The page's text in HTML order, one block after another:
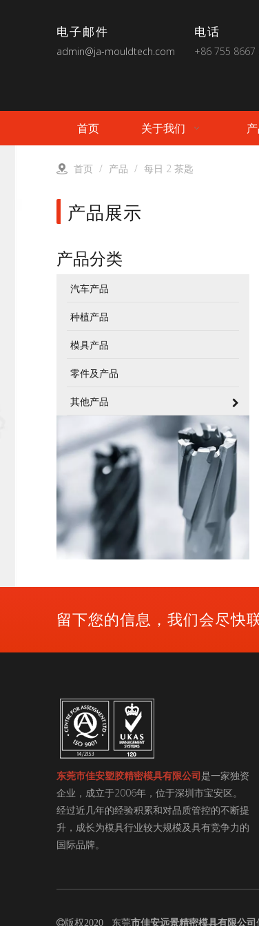
电子邮件
admin@ja-mouldtech.com
电话
+86 755
首页 关于我们
首页 / 产品 / 每日 2 茶匙
产品展示
产品分类
汽车产品
种植产品
模具产品
零件及产品
其他产品
留下您的信息，我们会尽快
东莞市佳安塑胶精密模具有限公司是一家独资
企业，成立于2006年，位于深圳市宝安区。
经过近几年的经验积累和对品质管控的不断提
升，成长为模具行业较大规模及具有竞争力的
国际品牌。
版权2020 东莞市佳安远景精密模具有限公司